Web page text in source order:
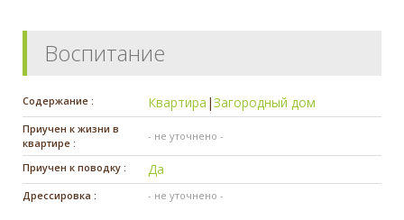
Воспитание
Содержание : Квартира |Загородный дом
Приучен к жизни в
квартире :
- не уточнено -
Приучен к поводку : Да
Дрессировка : - не уточнено -